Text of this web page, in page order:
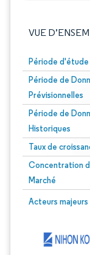
VUE
Période d'étude
Période de
Prévisionnelles
Période de
Historiques
Taux de
Concentration
Marché
Acteurs majeurs
Image © Mordor